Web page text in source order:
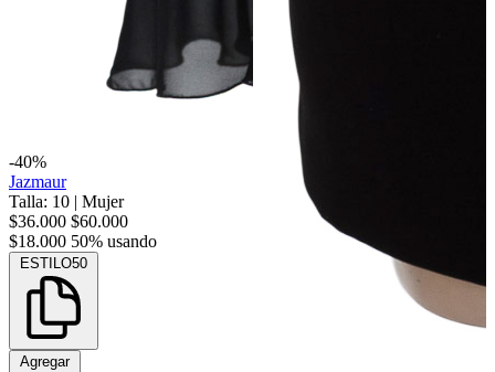
-40%
Jazmaur
Talla: 10 | Mujer
$36.000 $60.000
$18.000 50% usando
ESTILO50
Agregar